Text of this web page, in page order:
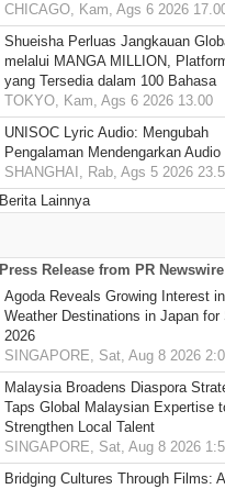
CHICAGO, Kam, Ags 6 2026
Shueisha Perluas Jangkauan
melalui MANGA MILLION,
yang Tersedia dalam 100 Bahasa
TOKYO, Kam, Ags 6 2026 13.00
UNISOC Lyric Audio: Mengubah
Pengalaman Mendengarkan Audio
SHANGHAI, Rab, Ags 5 2026
Berita Lainnya
Press Release from PR Newswire
Agoda Reveals Growing Interest
Weather Destinations in Japan for
2026
SINGAPORE, Sat, Aug 8 2026
Malaysia Broadens Diaspora
Taps Global Malaysian Expertise
Strengthen Local Talent
SINGAPORE, Sat, Aug 8 2026
Bridging Cultures Through Films: